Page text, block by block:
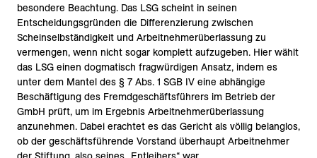
besondere Beachtung. Das LSG scheint in seinen
Entscheidungsgründen die Differenzierung zwischen
Scheinselbständigkeit und Arbeitnehmerüberlassung zu
vermengen, wenn nicht sogar komplett aufzugeben. Hier wählt
das LSG einen dogmatisch fragwürdigen Ansatz, indem es
unter dem Mantel des § 7 Abs. 1 SGB IV eine abhängige
Beschäftigung des Fremdgeschäftsführers im Betrieb der
GmbH prüft, um im Ergebnis Arbeitnehmerüberlassung
anzunehmen. Dabei erachtet es das Gericht als völlig belanglos,
ob der geschäftsführende Vorstand überhaupt Arbeitnehmer